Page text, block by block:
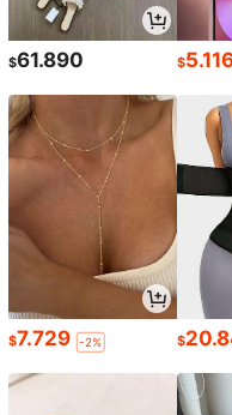
$61.890 $
$7.729 -2% $